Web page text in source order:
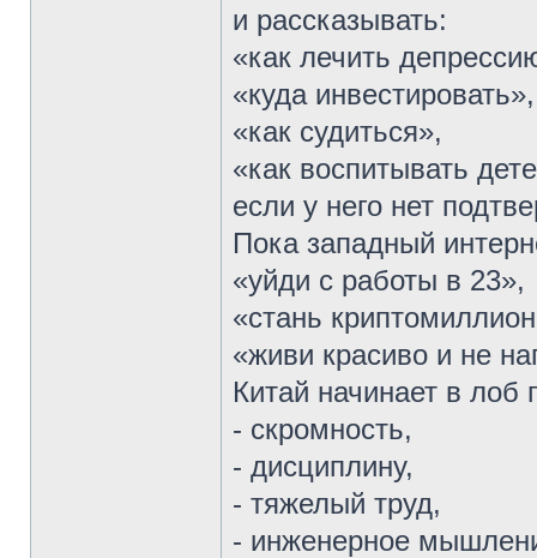
и рассказывать:
«как лечить
«куда инвестировать»,
«как судиться»,
«как воспитывать
если у него нет
Пока западный
«уйди с работы в 23»,
«стань
«живи красиво и не
Китай начинает в лоб
- скромность,
- дисциплину,
- тяжелый труд,
- инженерное